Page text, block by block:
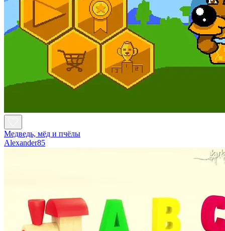
Медведь, мёд и пчёлы
Alexander85